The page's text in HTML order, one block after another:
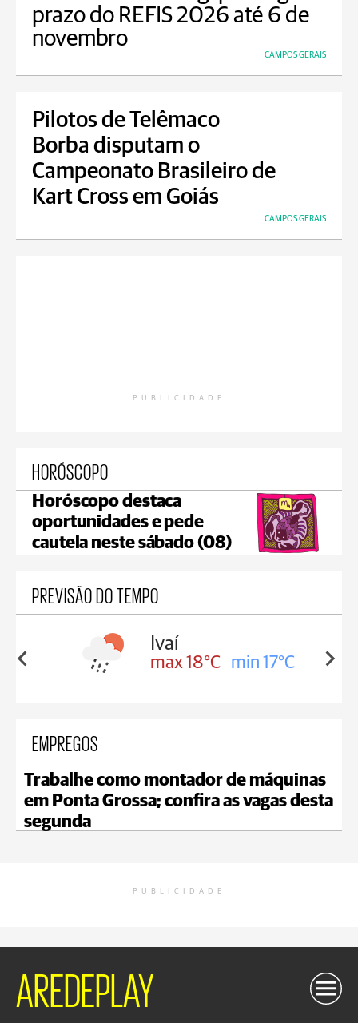
prazo do REFIS 2026 até 6 de
novembro
CAMPOS GERAIS
Pilotos de Telêmaco
Borba disputam o
Campeonato Brasileiro de
Kart Cross em Goiás
CAMPOS GERAIS
PUBLICIDADE
HORÓSCOPO
Horóscopo destaca
oportunidades e pede
cautela neste sábado (08)
PREVISÃO DO TEMPO
16°C
Ivaí
max 18°C min 17°C
EMPREGOS
Trabalhe como montador de máquinas
em Ponta Grossa; confira as vagas desta
segunda
PUBLICIDADE
AREDEPLAY